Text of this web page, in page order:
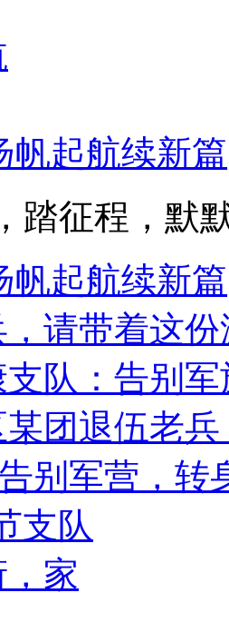
帆起航续新篇
踏征程，
帆起航续新篇
请带着这
队：告别
团退伍老
别军营，转